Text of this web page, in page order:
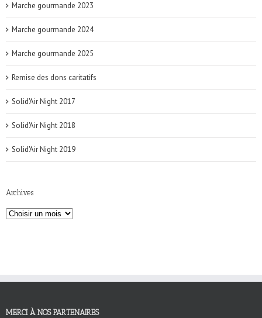
Marche gourmande 2023
Marche gourmande 2024
Marche gourmande 2025
Remise des dons caritatifs
Solid'Air Night 2017
Solid'Air Night 2018
Solid'Air Night 2019
Archives
MERCI À NOS PARTENAIRES